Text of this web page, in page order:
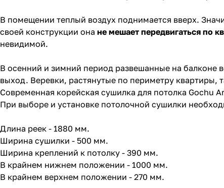
В помещении теплый воздух поднимается вверх.
своей конструкции она не мешает передвигаться по
невидимой.
В осенний и зимний период развешанные на
выход. Веревки, растянутые по периметру
Современная корейская сушилка для потолка Gochu
При выборе и установке потолочной сушилки
Длина реек - 1880 мм.
Ширина сушилки - 500 мм.
Ширина креплений к потолку - 390 мм.
В крайнем нижнем положении - 1000 мм.
В крайнем верхнем положении - 270 мм.